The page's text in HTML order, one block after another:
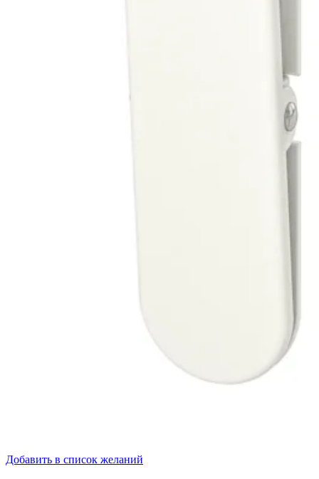
Добавить в список желаний